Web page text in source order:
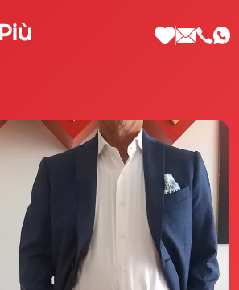
Più
Club di Più
Valeria Pilla